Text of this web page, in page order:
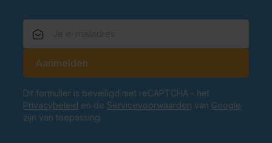
Aanmelden
Dit formulier is beveiligd met reCAPTCHA - het
Privacybeleid en de Servicevoorwaarden van Google
zijn van toepassing.